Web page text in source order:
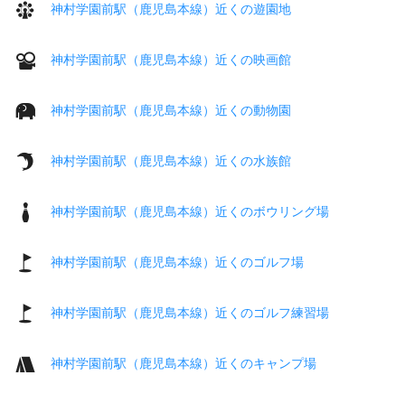
神村学園前駅（鹿児島本線）近くの遊園地
神村学園前駅（鹿児島本線）近くの映画館
神村学園前駅（鹿児島本線）近くの動物園
神村学園前駅（鹿児島本線）近くの水族館
神村学園前駅（鹿児島本線）近くのボウリング場
神村学園前駅（鹿児島本線）近くのゴルフ場
神村学園前駅（鹿児島本線）近くのゴルフ練習場
神村学園前駅（鹿児島本線）近くのキャンプ場